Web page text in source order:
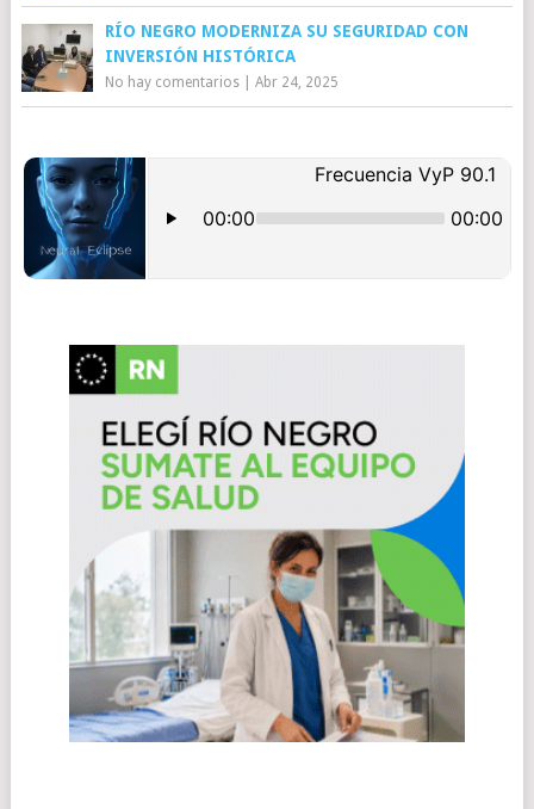
RÍO NEGRO MODERNIZA SU SEGURIDAD CON
INVERSIÓN HISTÓRICA
No hay comentarios| Abr 24, 2025